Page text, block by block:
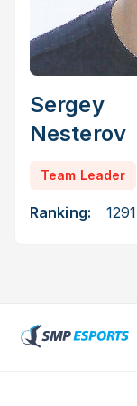
Sergey
Nesterov
Team Leader
Ranking: 1291